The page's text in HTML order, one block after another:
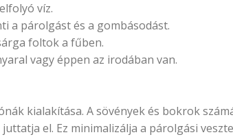
víz.
a párolgást és a gombásodást.
foltok a fűben.
vagy éppen az irodában van.
kialakítása. A sövények és bokrok
el. Ez minimalizálja a párolgási